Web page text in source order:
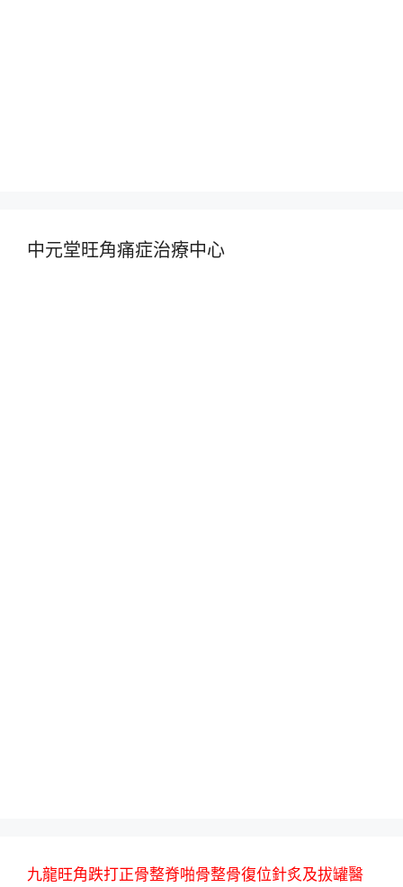
中元堂旺角痛症治療中心
九龍旺角跌打正骨整脊啪骨整骨復位針炙及拔罐醫